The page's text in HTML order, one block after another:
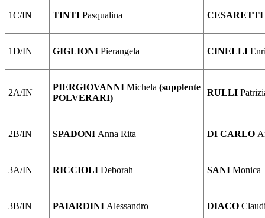
1C/IN TINTI Pasqualina CESARETTI
1D/IN GIGLIONI Pierangela CINELLI
2A/IN
PIERGIOVANNI Michela (supplente
POLVERARI)
RULLI
2B/IN SPADONI Anna Rita DI CARLO
3A/IN RICCIOLI Deborah SANI Monica
3B/IN PAIARDINI Alessandro DIACO